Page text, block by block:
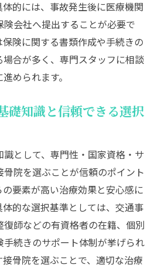
的には、事故発生後に医療機関
会社へ提出することが必要で
険に関する書類作成や手続きの
合が多く、専門スタッフに相談
められます。
礎知識と信頼できる選択
として、専門性・国家資格・サ
院を選ぶことが信頼のポイント
要素が高い治療効果と安心感に
的な選択基準としては、交通事
師などの有資格者の在籍、個別
続きのサポート体制が挙げられ
骨院を選ぶことで、適切な治療